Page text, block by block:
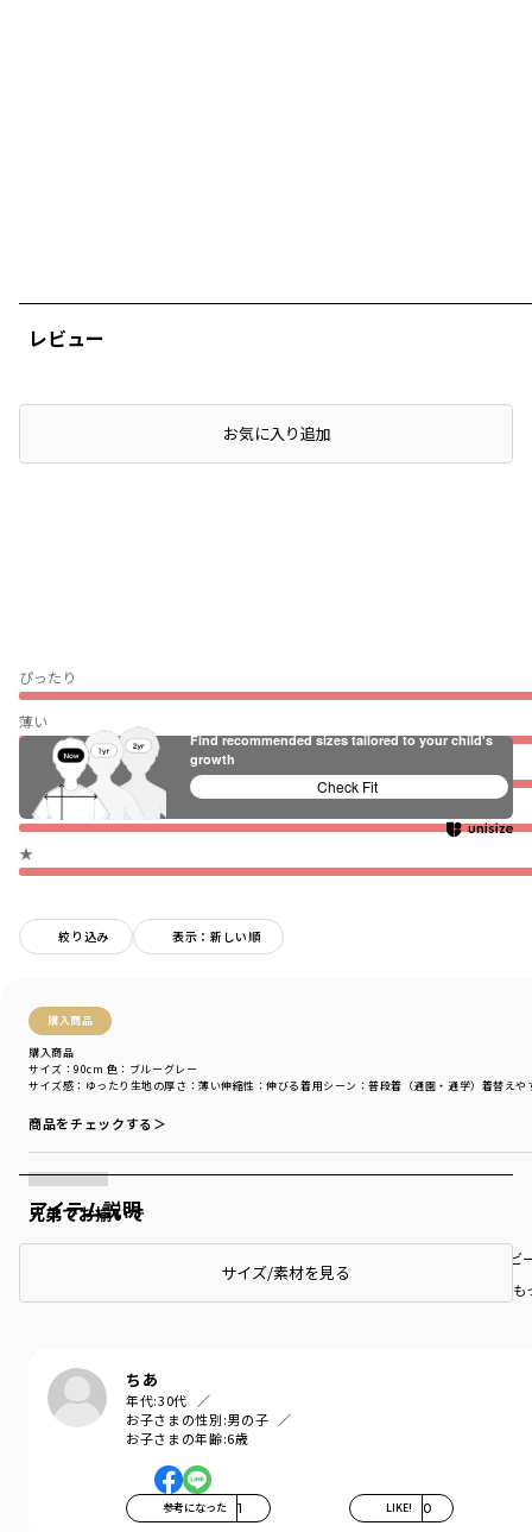
レビュー
ぴったり
薄い
伸びない
普段着（通園・通学）
★
絞り込み 表示：新しい順
購入商品
購入商品
サイズ感 ：ゆったり 生地の厚さ ：薄い伸縮性 ：伸びる着用シーン ：普段着（通園・通学） 着替えや
サイズ：90cm 色：ブルーグレー
商品をチェックする＞
兄弟でお揃いで
90、150でお揃いができる服が少ない中いつも愛用させてもらってます！ベ
も
ちあ
年代:30代
お子さまの性別:男の子
お子さまの年齢:6歳
参考になった 1 LIKE! 0
店頭在庫を確認するお気に入り追加
アイテム説明
サイズ/素材を見る
Find recommended sizes tailored to your child's
growth
Check Fit